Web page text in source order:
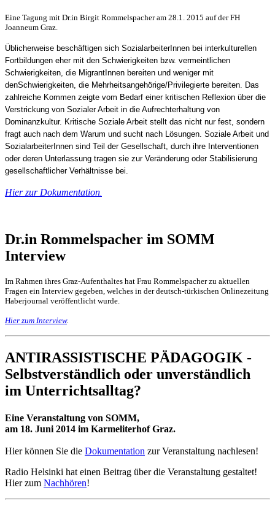
Eine Tagung mit Dr.in Birgit Rommelspacher am 28.1. 2015 auf der FH
Joanneum Graz.
Üblicherweise beschäftigen sich SozialarbeiterInnen bei interkulturellen
Fortbildungen eher mit den Schwierigkeiten bzw. vermeintlichen
Schwierigkeiten, die MigrantInnen bereiten und weniger mit
denSchwierigkeiten, die Mehrheitsangehörige/Privilegierte bereiten. Das
zahlreiche Kommen zeigte vom Bedarf einer kritischen Reflexion über die
Verstrickung von Sozialer Arbeit in die Aufrechterhaltung von
Dominanzkultur. Kritische Soziale Arbeit stellt das nicht nur fest, sondern
fragt auch nach dem Warum und sucht nach Lösungen. Soziale Arbeit und
SozialarbeiterInnen sind Teil der Gesellschaft, durch ihre Interventionen
oder deren Unterlassung tragen sie zur Veränderung oder Stabilisierung
gesellschaftlicher Verhältnisse bei.
Hier zur Dokumentation
Dr.in Rommelspacher im SOMM
Interview
Im Rahmen ihres Graz-Aufenthaltes hat Frau Rommelspacher zu aktuellen
Fragen ein Interview gegeben, welches in der deutsch-türkischen Onlinezeitung
Haberjournal veröffentlicht wurde.
Hier zum Interview.
ANTIRASSISTISCHE PÄDAGOGIK -
Selbstverständlich oder unverständlich
im Unterrichtsalltag?
Eine Veranstaltung von SOMM,
am 18. Juni 2014 im Karmeliterhof Graz.
Hier können Sie die Dokumentation zur Veranstaltung nachlesen!
Radio Helsinki hat einen Beitrag über die Veranstaltung gestaltet!
Hier zum Nachhören!